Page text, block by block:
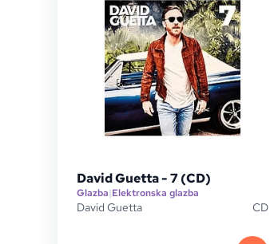
David Guetta - 7 (CD)
Glazba|Elektronska glazba
David Guetta CD